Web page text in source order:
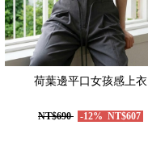
荷葉邊平口女孩感上衣
NT$690 -12% NT$607